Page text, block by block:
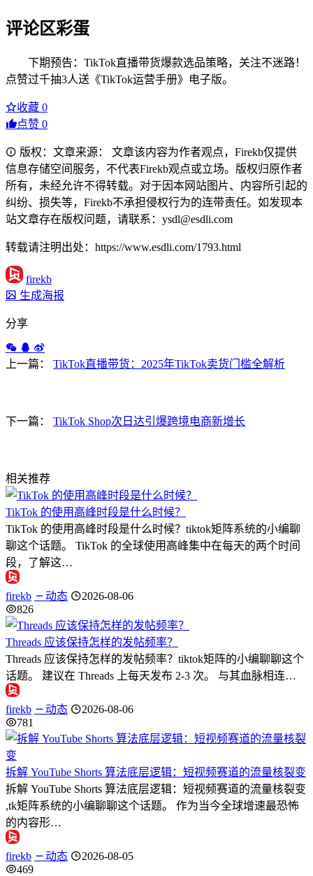
评论区彩蛋
下期预告：TikTok直播带货爆款选品策略，关注不迷路！
点赞过千抽3人送《TikTok运营手册》电子版。
收藏 0
点赞 0
版权：文章来源： 文章该内容为作者观点，Firekb仅提供
信息存储空间服务，不代表Firekb观点或立场。版权归原作者
所有，未经允许不得转载。对于因本网站图片、内容所引起的
纠纷、损失等，Firekb不承担侵权行为的连带责任。如发现本
站文章存在版权问题，请联系：ysdl@esdli.com
转载请注明出处：https://www.esdli.com/1793.html
firekb
生成海报
分享
上一篇： TikTok直播带货：2025年TikTok卖货门槛全解析
下一篇： TikTok Shop次日达引爆跨境电商新增长
相关推荐
TikTok 的使用高峰时段是什么时候？
TikTok 的使用高峰时段是什么时候？tiktok矩阵系统的小编聊
聊这个话题。 TikTok 的全球使用高峰集中在每天的两个时间
段，了解这…
firekb 动态
2026-08-06
826
Threads 应该保持怎样的发帖频率？
Threads 应该保持怎样的发帖频率？tiktok矩阵的小编聊聊这个
话题。 建议在 Threads 上每天发布 2-3 次。 与其血脉相连…
firekb 动态
2026-08-06
781
拆解 YouTube Shorts 算法底层逻辑：短视频赛道的流量核裂变
拆解 YouTube Shorts 算法底层逻辑：短视频赛道的流量核裂变
,tk矩阵系统的小编聊聊这个话题。 作为当今全球增速最恐怖
的内容形…
firekb 动态
2026-08-05
469